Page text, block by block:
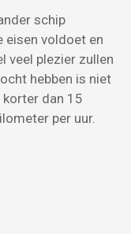
schip
eisen voldoet en
veel plezier zullen
hebben is niet
dan 15
per uur.